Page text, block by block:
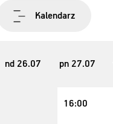
Kalendarz
nd 26.07 pn 27.07
16:00